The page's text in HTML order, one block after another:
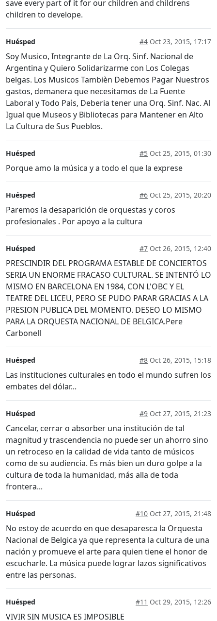
save every part of it for our children and childrens
children to develope.
Huésped #4 Oct 23, 2015, 17:17
Soy Musico, Integrante de La Orq. Sinf. Nacional de
Argentina y Quiero Solidarizarme con Los Colegas
belgas. Los Musicos Tambièn Debemos Pagar Nuestros
gastos, demanera que necesitamos de La Fuente
Laboral y Todo Paìs, Deberia tener una Orq. Sinf. Nac. Al
Igual que Museos y Bibliotecas para Mantener en Alto
La Cultura de Sus Pueblos.
Huésped #5 Oct 25, 2015, 01:30
Porque amo la música y a todo el que la exprese
Huésped #6 Oct 25, 2015, 20:20
Paremos la desaparición de orquestas y coros
profesionales . Por apoyo a la cultura
Huésped #7 Oct 26, 2015, 12:40
PRESCINDIR DEL PROGRAMA ESTABLE DE CONCIERTOS
SERIA UN ENORME FRACASO CULTURAL. SE INTENTÓ LO
MISMO EN BARCELONA EN 1984, CON L'OBC Y EL
TEATRE DEL LICEU, PERO SE PUDO PARAR GRACIAS A LA
PRESION PUBLICA DEL MOMENTO. DESEO LO MISMO
PARA LA ORQUESTA NACIONAL DE BELGICA.Pere
Carbonell
Huésped #8 Oct 26, 2015, 15:18
Las instituciones culturales en todo el mundo sufren los
embates del dólar...
Huésped #9 Oct 27, 2015, 21:23
Cancelar, cerrar o absorber una institución de tal
magnitud y trascendencia no puede ser un ahorro sino
un retroceso en la calidad de vida tanto de músicos
como de su audiencia. Es más bien un duro golpe a la
cultura de toda la humanidad, más alla de toda
frontera...
Huésped #10 Oct 27, 2015, 21:48
No estoy de acuerdo en que desaparesca la Orquesta
Nacional de Belgica ya que representa la cultura de una
nación y promueve el arte para quien tiene el honor de
escucharle. La música puede lograr lazos significativos
entre las personas.
Huésped #11 Oct 29, 2015, 12:26
VIVIR SIN MUSICA ES IMPOSIBLE